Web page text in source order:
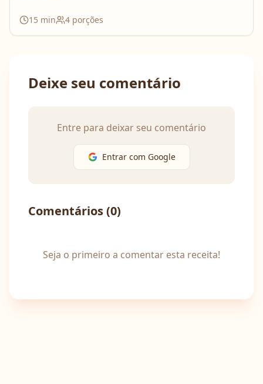
15 min 4 porções
Deixe seu comentário
Entre para deixar seu comentário
Entrar com Google
Comentários (0)
Seja o primeiro a comentar esta receita!